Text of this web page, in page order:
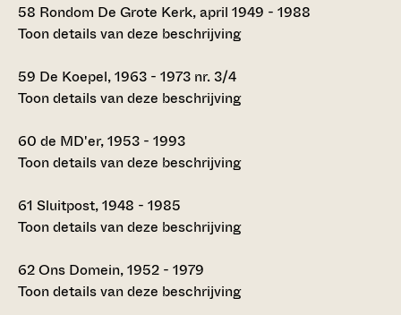
58 Rondom De Grote Kerk, april 1949 - 1988
Toon details van deze beschrijving
59 De Koepel, 1963 - 1973 nr. 3/4
Toon details van deze beschrijving
60 de MD'er, 1953 - 1993
Toon details van deze beschrijving
61 Sluitpost, 1948 - 1985
Toon details van deze beschrijving
62Ons Domein, 1952 - 1979
Toon details van deze beschrijving